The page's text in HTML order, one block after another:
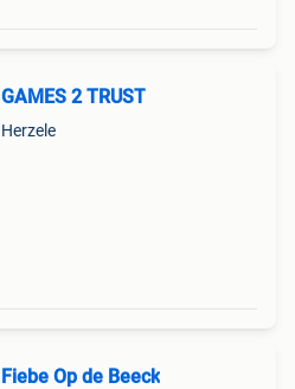
GAMES 2 TRUST
Herzele
Fiebe Op de Beeck